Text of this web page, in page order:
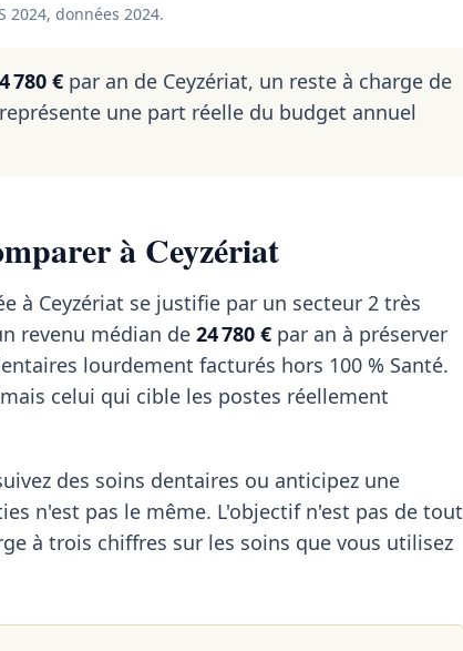
2024, données 2024.
780 € par an de Ceyzériat, un reste à charge de
une part réelle du budget annuel
à Ceyzériat
à Ceyzériat se justifie par un secteur 2 très
revenu médian de 24 780 € par an à préserver
lourdement facturés hors 100 % Santé.
celui qui cible les postes réellement
des soins dentaires ou anticipez une
n'est pas le même. L'objectif n'est pas de tout
à trois chiffres sur les soins que vous utilisez